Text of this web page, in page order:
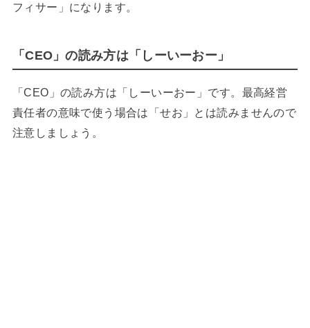
フィサー」になります。
「CEO」の読み方は「しーいーおー」
「CEO」の読み方は「しーいーおー」です。最高経営
責任者の意味で使う場合は「せお」とは読みませんので
注意しましょう。